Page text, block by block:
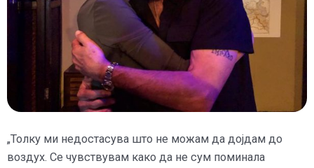
„Толку ми недостасува што не можам да дојдам до
воздух. Се чувствувам како да не сум поминала